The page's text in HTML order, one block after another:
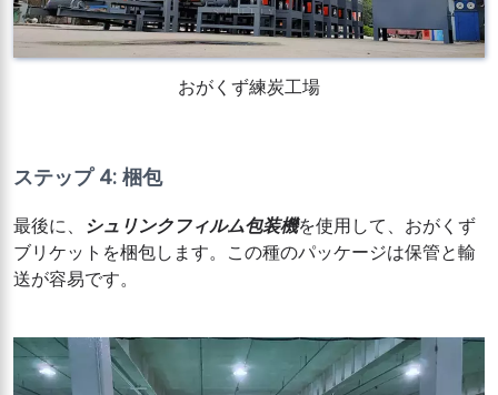
おがくず練炭工場
ステップ 4: 梱包
最後に、 シュリンクフィルム包装機を使用して、おがくず
ブリケットを梱包します。この種のパッケージは保管と輸
送が容易です。